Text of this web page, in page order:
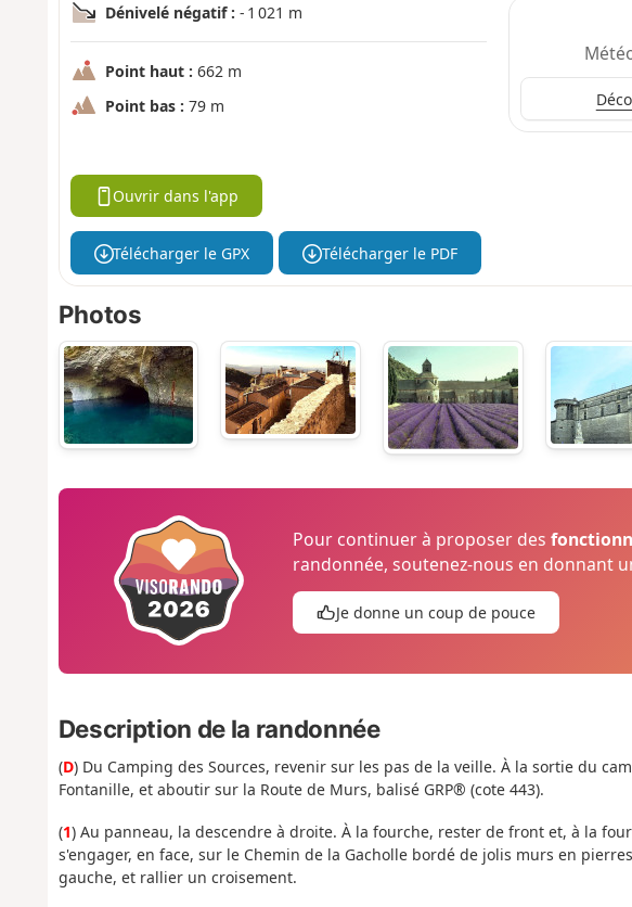
Dénivelé négatif : - 1 021 m
Point haut : 662 m
Point bas : 79 m
Ouvrir dans l'app
Télécharger le GPX Télécharger le PDF
Photos
Pour continuer à proposer des
randonnée, soutenez-nous en donnant
Je donne un coup de pouce
Description de la randonnée
(D) Du Camping des Sources, revenir sur les pas de la veille. À la sortie du
Fontanille, et aboutir sur la Route de Murs, balisé GRP® (cote 443).
(1) Au panneau, la descendre à droite. À la fourche, rester de front et, à la
s'engager, en face, sur le Chemin de la Gacholle bordé de jolis murs en
gauche, et rallier un croisement.